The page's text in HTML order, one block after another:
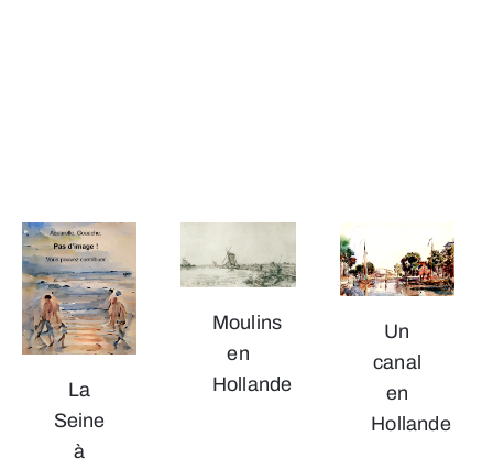
La
Seine
à
Moulins
en
Hollande
Un
canal
en
Hollande